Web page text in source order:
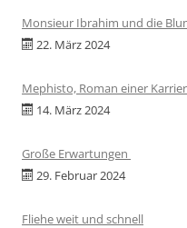
Monsieur Ibrahim und die
22. März 2024
Mephisto, Roman einer
14. März 2024
Große Erwartungen
29. Februar 2024
Fliehe weit und schnell